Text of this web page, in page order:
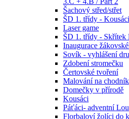
Šachový střed/střet
ŠD 1. třídy - Kousáci
Laser game
ŠD 1. třídy - Skřítek
Inaugurace
Sovík - vyhlášení
Zdobení stromečku
Čertovské tvoření
Malování na chodník
Domečky v přírodě
Kousáci
Páťáci- adventní
Florbaloví žolíci do